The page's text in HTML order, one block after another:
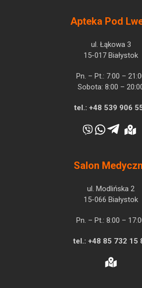
Apteka Pod
ul. Łąkowa 3
15-017 Białystok
Pn. – Pt.: 7:00 –
Sobota: 8:00 –
tel.: +48 539 906
Salon
ul. Modlińska 2
15-066 Białystok
Pn. – Pt.: 8:00 –
tel.: +48 85 732 15